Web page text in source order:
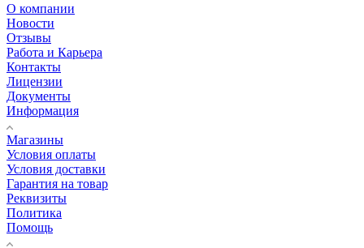
О компании
Новости
Отзывы
Работа и Карьера
Контакты
Лицензии
Документы
Информация
Магазины
Условия оплаты
Условия доставки
Гарантия на товар
Реквизиты
Политика
Помощь